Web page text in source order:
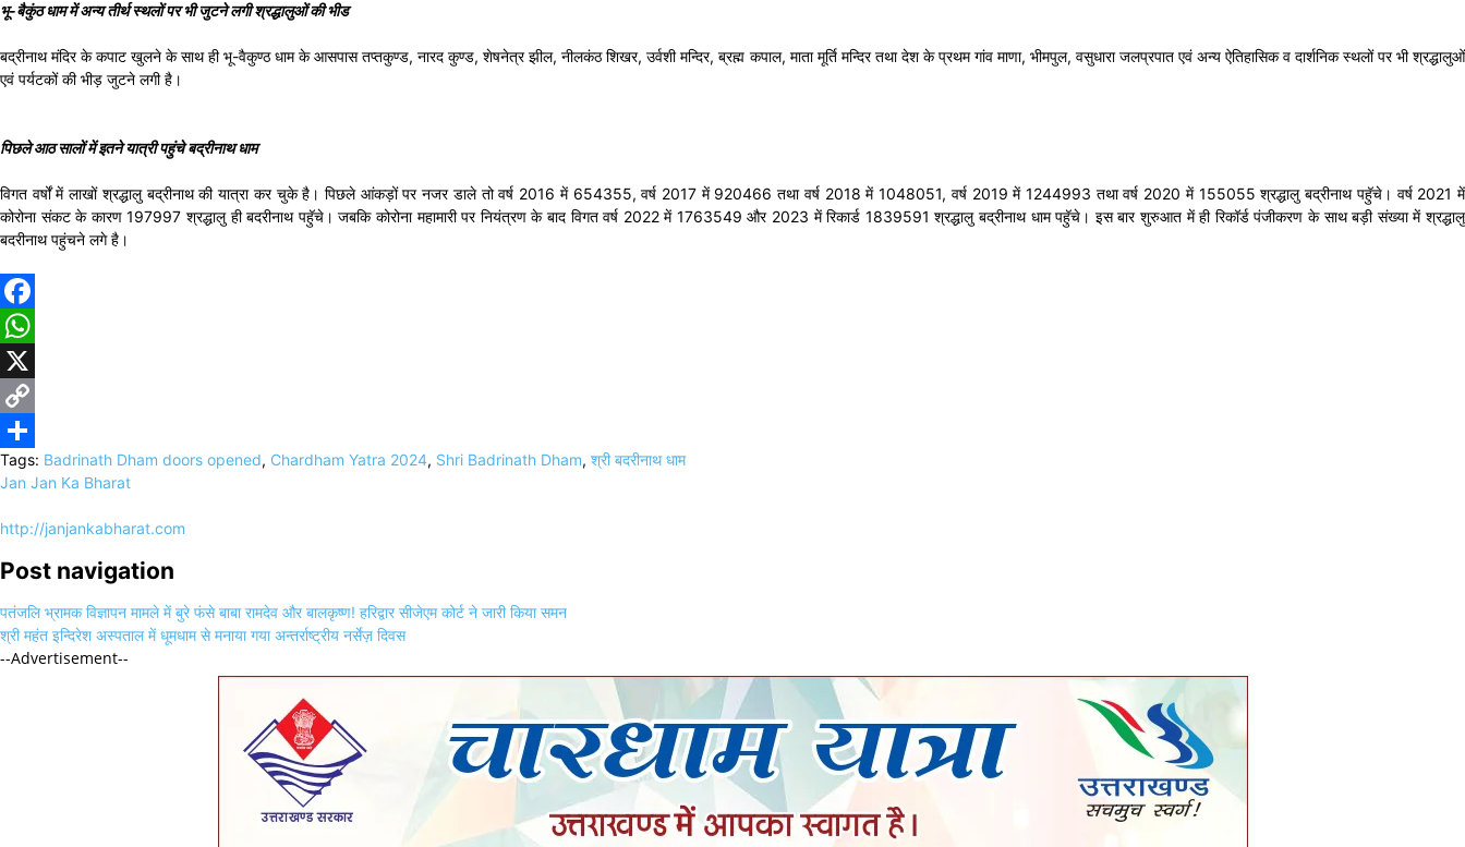
भू-बैकुंठ धाम में अन्य तीर्थ स्थलों पर भी जुटने लगी श्रद्धालुओं की भीड
बद्रीनाथ मंदिर के कपाट खुलने के साथ ही भू-वैकुण्ठ धाम के आसपास तप्तकुण्ड, नारद कुण्ड, शेषनेत्र झील, नीलकंठ शिखर, उर्वशी मन्दिर, ब्रह्म कपाल, माता मूर्ति मन्दिर तथा देश के प्रथम गांव माणा, भीमपुल, वसुधारा जलप्रपात एवं अन्य ऐतिहासिक व दार्शनिक स्थलों पर भी श्रद्धालुओं
एवं पर्यटकों की भीड़ जुटने लगी है।
पिछले आठ सालों में इतने यात्री पहुंचे बद्रीनाथ धाम
विगत वर्षों में लाखों श्रद्धालु बद्रीनाथ की यात्रा कर चुके है। पिछले आंकड़ों पर नजर डाले तो वर्ष 2016 में 654355, वर्ष 2017 में 920466 तथा वर्ष 2018 में 1048051, वर्ष 2019 में 1244993 तथा वर्ष 2020 में 155055 श्रद्धालु बद्रीनाथ पहुॅचे। वर्ष 2021 में
कोरोना संकट के कारण 197997 श्रद्धालु ही बदरीनाथ पहुॅचे। जबकि कोरोना महामारी पर नियंत्रण के बाद विगत वर्ष 2022 में 1763549 और 2023 में रिकार्ड 1839591 श्रद्धालु बद्रीनाथ धाम पहुॅचे। इस बार शुरुआत में ही रिकॉर्ड पंजीकरण के साथ बड़ी संख्या में श्रद्धालु
बदरीनाथ पहुंचने लगे है।
Facebook
WhatsApp
X
Copy
Link
Share
Tags: Badrinath Dham doors opened, Chardham Yatra 2024, Shri Badrinath Dham, श्री बदरीनाथ धाम
Jan Jan Ka Bharat
http://janjankabharat.com
Post navigation
पतंजलि भ्रामक विज्ञापन मामले में बुरे फंसे बाबा रामदेव और बालकृष्ण! हरिद्वार सीजेएम कोर्ट ने जारी किया समन
श्री महंत इन्दिरेश अस्पताल में धूमधाम से मनाया गया अन्तर्राष्ट्रीय नर्सेज़ दिवस
--Advertisement--